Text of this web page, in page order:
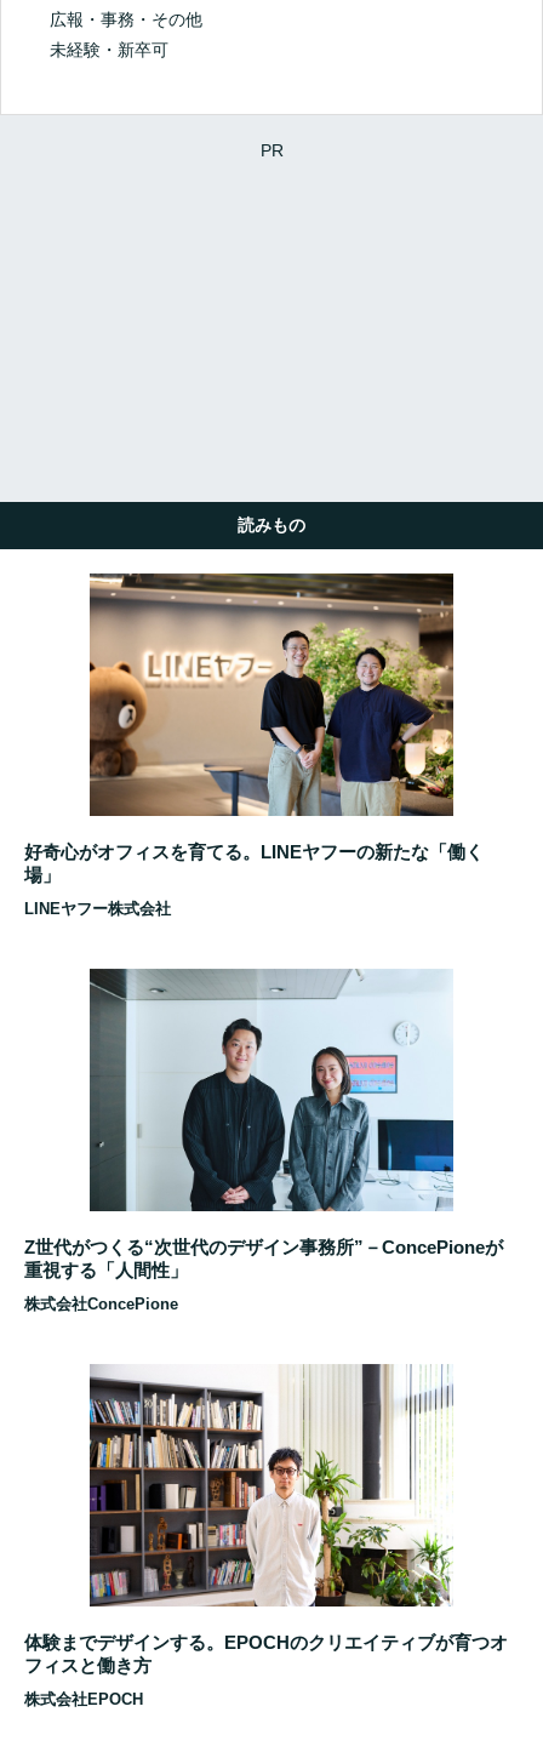
広報・事務・その他
未経験・新卒可
PR
読みもの
好奇心がオフィスを育てる。LINEヤフーの新たな「働く
場」
LINEヤフー株式会社
Z世代がつくる“次世代のデザイン事務所”－ConcePioneが
重視する「人間性」
株式会社ConcePione
体験までデザインする。EPOCHのクリエイティブが育つオ
フィスと働き方
株式会社EPOCH